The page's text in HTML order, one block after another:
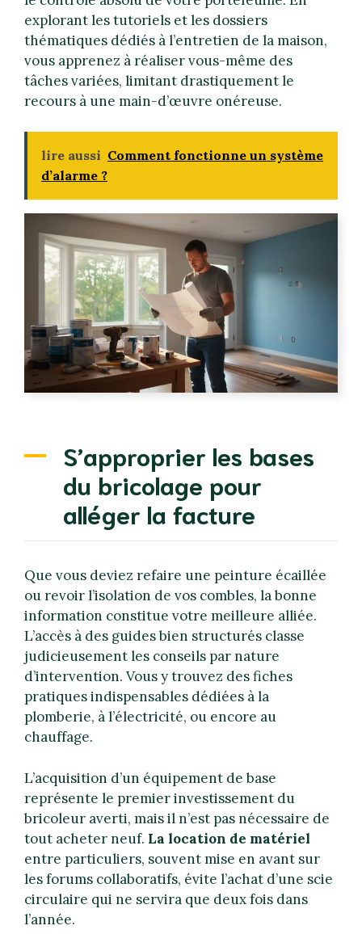
explorant les tutoriels et les dossiers
thématiques dédiés à l’entretien de la maison,
vous apprenez à réaliser vous-même des
tâches variées, limitant drastiquement le
recours à une main-d’œuvre onéreuse.
lire aussi Comment fonctionne un système
d’alarme ?
S’approprier les bases
du bricolage pour
alléger la facture
Que vous deviez refaire une peinture écaillée
ou revoir l’isolation de vos combles, la bonne
information constitue votre meilleure alliée.
L’accès à des guides bien structurés classe
judicieusement les conseils par nature
d’intervention. Vous y trouvez des fiches
pratiques indispensables dédiées à la
plomberie, à l’électricité, ou encore au
chauffage.
L’acquisition d’un équipement de base
représente le premier investissement du
bricoleur averti, mais il n’est pas nécessaire de
tout acheter neuf. La location de matériel
entre particuliers, souvent mise en avant sur
les forums collaboratifs, évite l’achat d’une scie
circulaire qui ne servira que deux fois dans
l’année.